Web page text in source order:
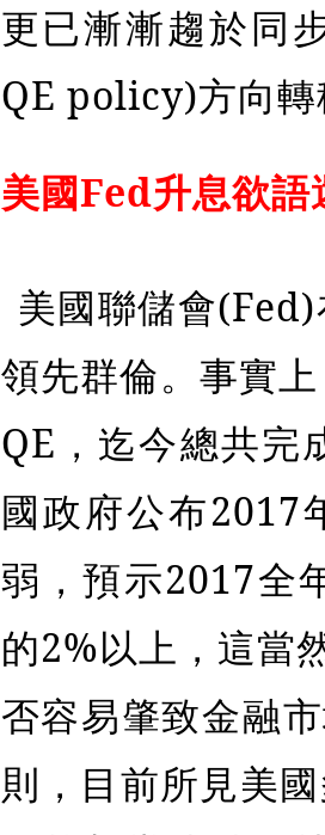
更已漸漸趨於同
QE policy)方向轉
美國Fed升息欲語
美國聯儲會
領先群倫。事實
QE，迄今總共完
國政府公布2017
弱，預示2017全
的2%以上，這當
否容易肇致金融
則，目前所見美